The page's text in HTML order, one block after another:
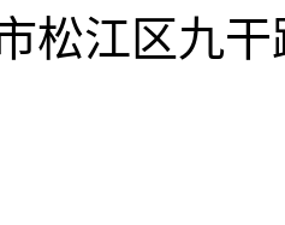
松江区九